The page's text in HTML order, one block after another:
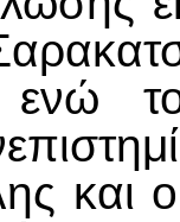
ενώ
και